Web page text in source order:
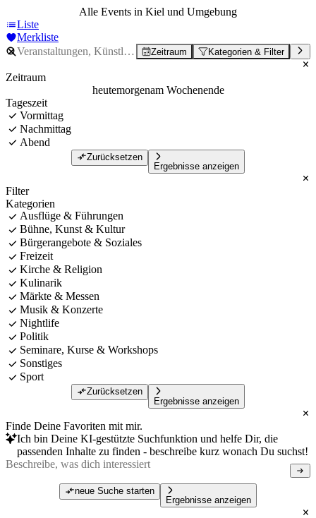
Alle Events in Kiel und Umgebung
Liste
Merkliste
Zeitraum Kategorien & Filter
Zeitraum
heutemorgenam Wochenende
Tageszeit
Vormittag
Nachmittag
Abend
Zurücksetzen
Ergebnisse anzeigen
Filter
Kategorien
Ausflüge & Führungen
Bühne, Kunst & Kultur
Bürgerangebote & Soziales
Freizeit
Kirche & Religion
Kulinarik
Märkte & Messen
Musik & Konzerte
Nightlife
Politik
Seminare, Kurse & Workshops
Sonstiges
Sport
Zurücksetzen
Ergebnisse anzeigen
Finde Deine Favoriten mit mir.
Ich bin Deine KI-gestützte Suchfunktion und helfe Dir, die
passenden Inhalte zu finden - beschreibe kurz wonach Du suchst!
neue Suche starten
Ergebnisse anzeigen